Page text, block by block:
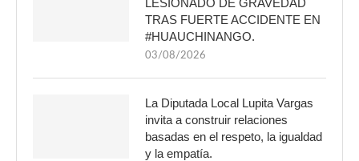
LESIONADO DE GRAVEDAD
TRAS FUERTE ACCIDENTE EN
#HUAUCHINANGO.
03/08/2026
La Diputada Local Lupita Vargas
invita a construir relaciones
basadas en el respeto, la igualdad
y la empatía.